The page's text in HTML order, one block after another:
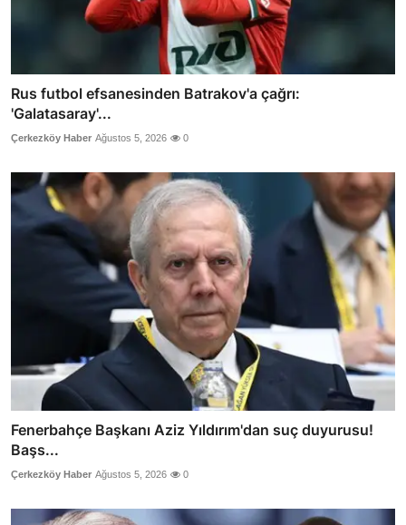
Rus futbol efsanesinden Batrakov'a çağrı:
'Galatasaray'...
Çerkezköy Haber Ağustos 5, 2026 0
Fenerbahçe Başkanı Aziz Yıldırım'dan suç duyurusu!
Başs...
Çerkezköy Haber Ağustos 5, 2026 0